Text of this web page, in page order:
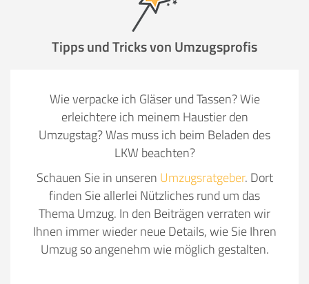
Tipps und Tricks von Umzugsprofis
Wie verpacke ich Gläser und Tassen? Wie
erleichtere ich meinem Haustier den
Umzugstag? Was muss ich beim Beladen des
LKW beachten?
Schauen Sie in unseren Umzugsratgeber. Dort
finden Sie allerlei Nützliches rund um das
Thema Umzug. In den Beiträgen verraten wir
Ihnen immer wieder neue Details, wie Sie Ihren
Umzug so angenehm wie möglich gestalten.